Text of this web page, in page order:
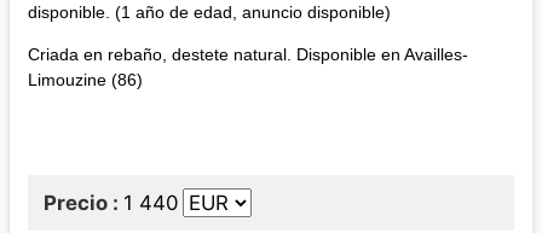
disponible. (1 año de edad, anuncio disponible)
Criada en rebaño, destete natural. Disponible en Availles-
Limouzine (86)
Precio 1 440